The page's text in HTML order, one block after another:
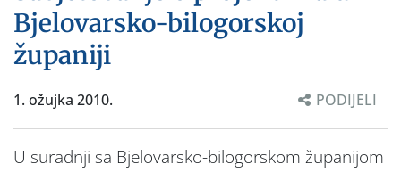
Bjelovarsko-bilogorskoj
županiji
1. ožujka 2010. PODIJELI
U suradnji sa Bjelovarsko-bilogorskom županijom